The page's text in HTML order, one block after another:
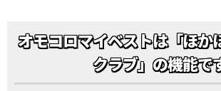
オモコロマイベストは「ほか
クラブ」の機能で